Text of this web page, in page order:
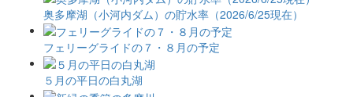
奥多摩湖（小河内ダム）の貯水率（2026/6/25現在）
フェリーグライドの７・８月の予定
５月の平日の白丸湖